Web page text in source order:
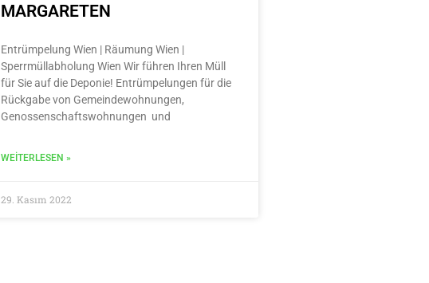
MARGARETEN
Entrümpelung Wien | Räumung Wien |
Sperrmüllabholung Wien Wir führen Ihren Müll
für Sie auf die Deponie! Entrümpelungen für die
Rückgabe von Gemeindewohnungen,
Genossenschaftswohnungen und
WEITERLESEN »
29. Kasım 2022